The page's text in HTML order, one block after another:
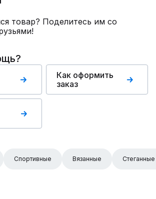
товар? Поделитесь им со
Как оформить
заказ
Спортивные Вязанные Стеганные